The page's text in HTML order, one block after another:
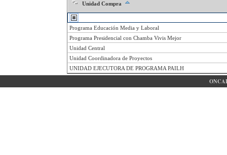
Unidad Compra
Programa Educación Media y Laboral
Programa Presidencial con Chamba Vivis Mejor
Unidad Central
Unidad Coordinadora de Proyectos
UNIDAD EJECUTORA DE PROGRAMA PAILH